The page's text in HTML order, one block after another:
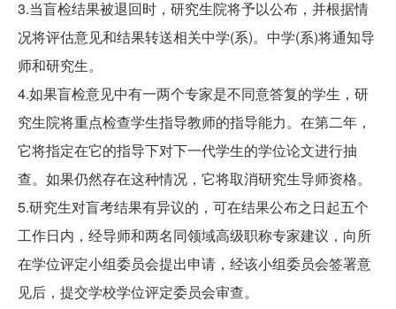
3.当盲检结果被退回时，研究生院将予以公布，并根据情
况将评估意见和结果转送相关中学(系)。中学(系)将通知导
师和研究生。
4.如果盲检意见中有一两个专家是不同意答复的学生，研
究生院将重点检查学生指导教师的指导能力。在第二年，
它将指定在它的指导下对下一代学生的学位论文进行抽
查。如果仍然存在这种情况，它将取消研究生导师资格。
5.研究生对盲考结果有异议的，可在结果公布之日起五个
工作日内，经导师和两名同领域高级职称专家建议，向所
在学位评定小组委员会提出申请，经该小组委员会签署意
见后，提交学校学位评定委员会审查。